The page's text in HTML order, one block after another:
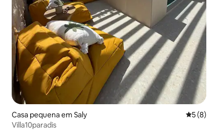
Casa pequena em Saly
5 (8)
Villa10paradis